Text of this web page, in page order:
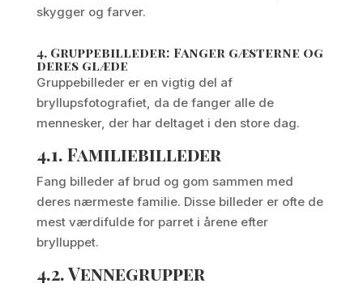
skygger og farver.
4. Gruppebilleder: Fanger gæsterne og
deres glæde
Gruppebilleder er en vigtig del af
bryllupsfotografiet, da de fanger alle de
mennesker, der har deltaget i den store dag.
4.1. Familiebilleder
Fang billeder af brud og gom sammen med
deres nærmeste familie. Disse billeder er ofte de
mest værdifulde for parret i årene efter
brylluppet.
4.2.Vennegrupper